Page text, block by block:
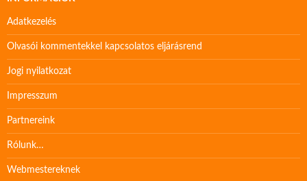
Adatkezelés
Olvasói kommentekkel kapcsolatos eljárásrend
Jogi nyilatkozat
Impresszum
Partnereink
Rólunk…
Webmestereknek